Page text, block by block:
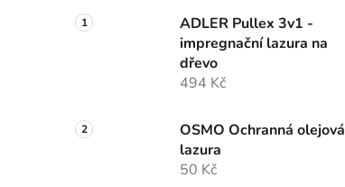
ADLER Pullex 3v1 -
impregnační lazura na
dřevo
494 Kč
OSMO Ochranná olejová
lazura
50 Kč